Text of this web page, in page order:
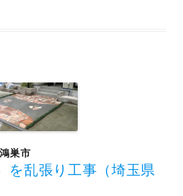
鴻巣市
を乱張り工事（埼玉県